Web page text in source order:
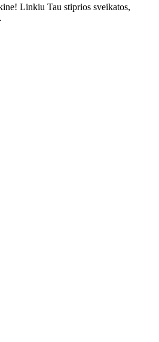
Linkiu Tau stiprios sveikatos,